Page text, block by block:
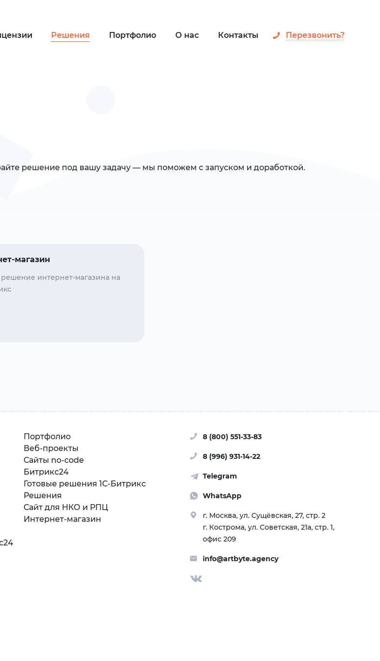
Решения Портфолио О нас Контакты Перезвонить?
решение под вашу задачу — мы поможем с запуском и доработкой.
магазин
решение интернет-магазина на
Портфолио
Веб-проекты
Сайты no-code
Битрикс24
Готовые решения 1С-Битрикс
Решения
Сайт для НКО и РПЦ
Интернет-магазин
8 (800) 551-33-83
8 (996) 931-14-22
Telegram
WhatsApp
г. Москва, ул. Сущёвская, 27, стр. 2
г. Кострома, ул. Советская, 21а, стр. 1,
офис 209
info@artbyte.agency